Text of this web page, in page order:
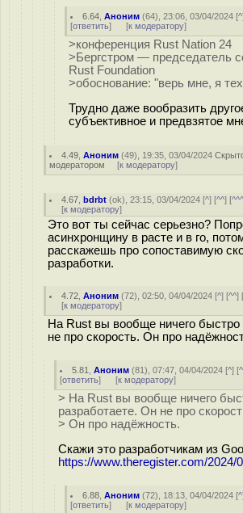
6.64 ,Аноним (64), 23:06, 03/04/2024 [^
[ответить] [к модератору]
>конференция Rust Nation 24
>Бергстром — председатель
Rust Foundation
>обоснование: "верь мне, я
Трудно даже вообразить
субъективное и предвзятое
4.49 ,Аноним (49), 19:35, 03/04/2024
модератором [к модератору]
4.67 ,bdrbt (ok), 23:15, 03/04/2024 [^] [^^] [
[к модератору]
Это вот ты сейчас серьезно?
асинхронщину в расте и в го,
расскажешь про сопоставимую
разработки.
4.72 ,Аноним (72), 02:50, 04/04/2024 [^] [^^]
[к модератору]
На Rust вы вообще ничего быстро
не про скорость. Он про
5.81 ,Аноним (81), 07:47, 04/04/2024 [^] [
[ответить] [к модератору]
> На Rust вы вообще ничего
разработаете. Он не про
> Он про надёжность.
Скажи это разработчикам из
https://www.theregister.com/2024/
6.88 ,Аноним (72), 18:13, 04/04/2024 [^
[ответить] [к модератору]